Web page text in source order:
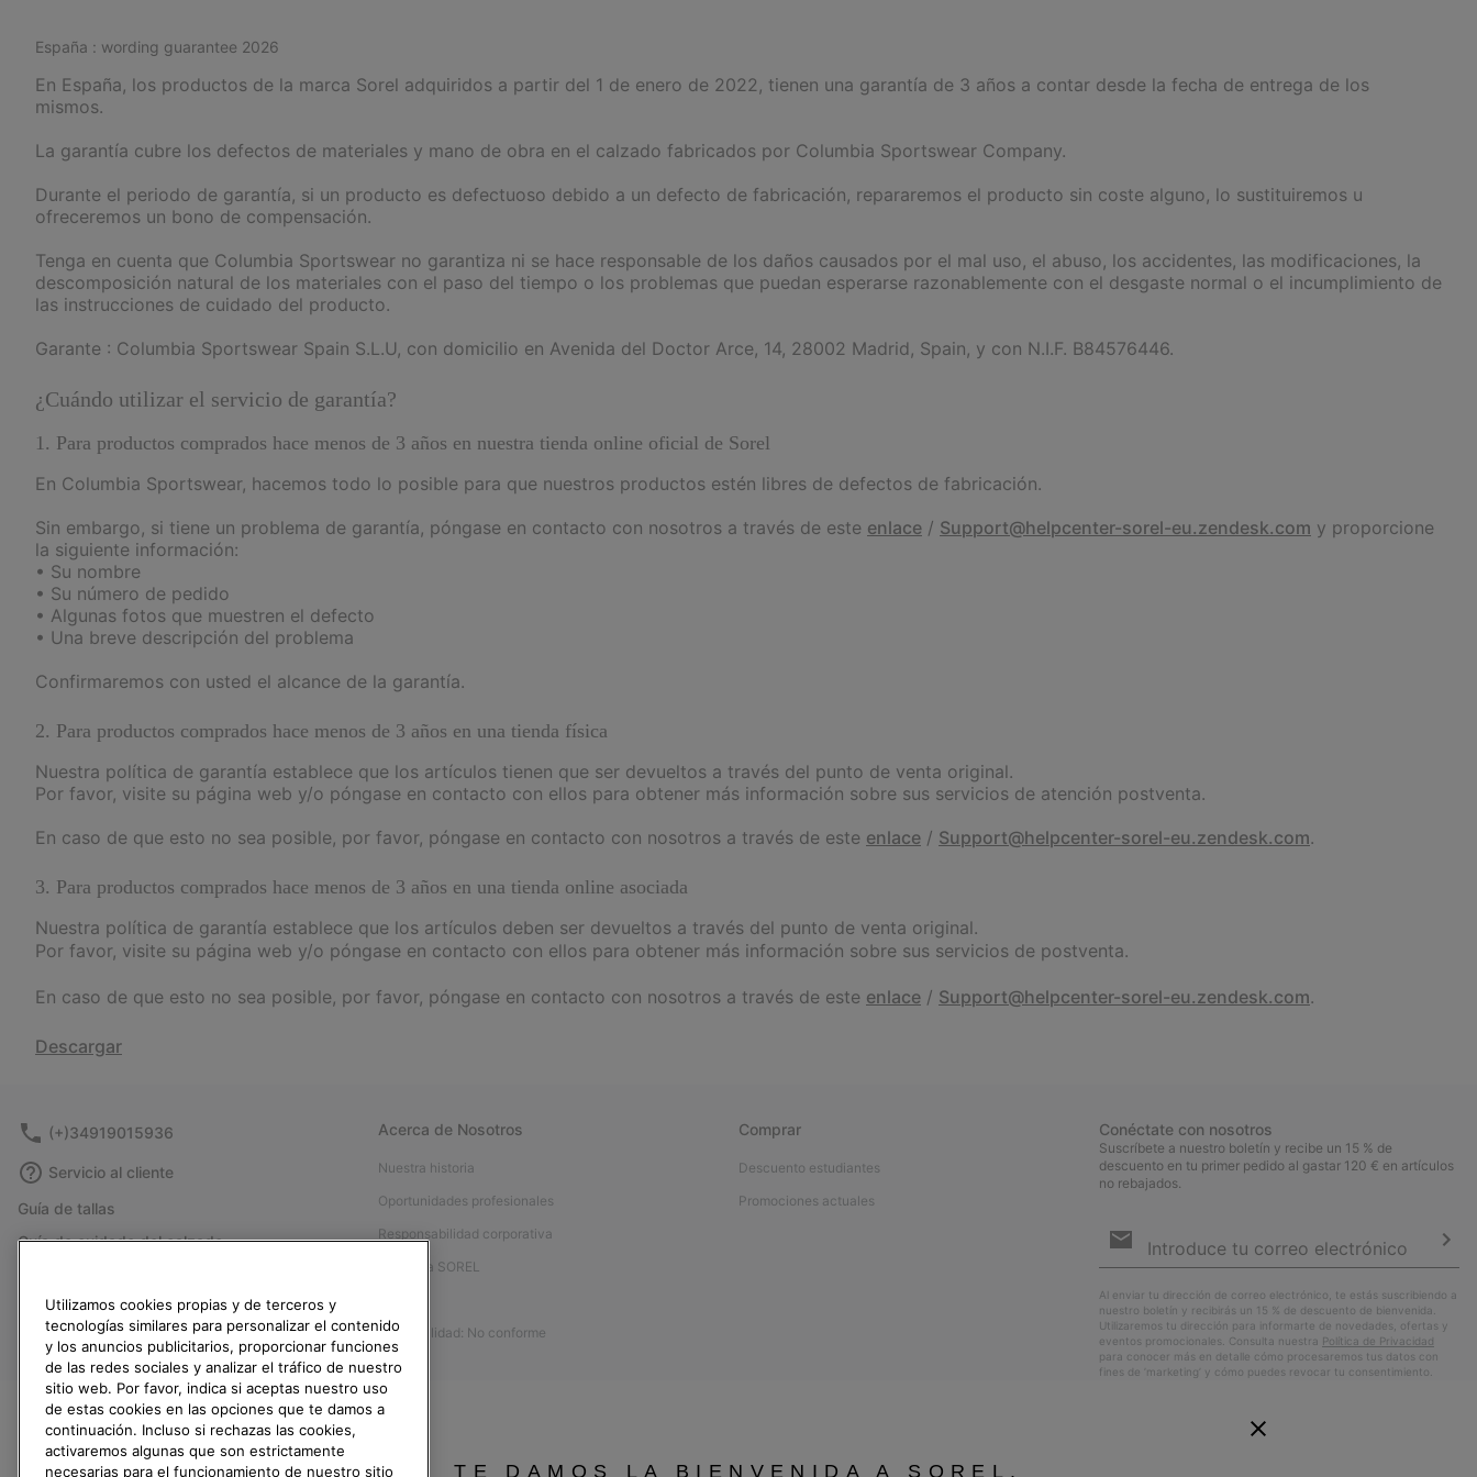
España : wording guarantee 2026
En España, los productos de la marca Sorel adquiridos a partir del 1 de enero de 2022, tienen una garantía de 3 años a contar desde la fecha de entrega de los
mismos.
La garantía cubre los defectos de materiales y mano de obra en el calzado fabricados por Columbia Sportswear Company.
Durante el periodo de garantía, si un producto es defectuoso debido a un defecto de fabricación, repararemos el producto sin coste alguno, lo sustituiremos u
ofreceremos un bono de compensación.
Tenga en cuenta que Columbia Sportswear no garantiza ni se hace responsable de los daños causados por el mal uso, el abuso, los accidentes, las modificaciones, la
descomposición natural de los materiales con el paso del tiempo o los problemas que puedan esperarse razonablemente con el desgaste normal o el incumplimiento de
las instrucciones de cuidado del producto.
Garante : Columbia Sportswear Spain S.L.U, con domicilio en Avenida del Doctor Arce, 14, 28002 Madrid, Spain, y con N.I.F. B84576446.
¿Cuándo utilizar el servicio de garantía?
1. Para productos comprados hace menos de 3 años en nuestra tienda online oficial de Sorel
En Columbia Sportswear, hacemos todo lo posible para que nuestros productos estén libres de defectos de fabricación.
Sin embargo, si tiene un problema de garantía, póngase en contacto con nosotros a través de este enlace / Support@helpcenter-sorel-eu.zendesk.com y proporcione
la siguiente información:
• Su nombre
• Su número de pedido
• Algunas fotos que muestren el defecto
• Una breve descripción del problema
Confirmaremos con usted el alcance de la garantía.
2. Para productos comprados hace menos de 3 años en una tienda física
Nuestra política de garantía establece que los artículos tienen que ser devueltos a través del punto de venta original.
Por favor, visite su página web y/o póngase en contacto con ellos para obtener más información sobre sus servicios de atención postventa.
En caso de que esto no sea posible, por favor, póngase en contacto con nosotros a través de este enlace / Support@helpcenter-sorel-eu.zendesk.com.
3. Para productos comprados hace menos de 3 años en una tienda online asociada
Nuestra política de garantía establece que los artículos deben ser devueltos a través del punto de venta original.
Por favor, visite su página web y/o póngase en contacto con ellos para obtener más información sobre sus servicios de postventa.
En caso de que esto no sea posible, por favor, póngase en contacto con nosotros a través de este enlace / Support@helpcenter-sorel-eu.zendesk.com.
Descargar
(+)34919015936
Servicio al cliente
Guía de tallas
Guía de cuidado del calzado
Devoluciones
Desistir del contrato
Estado del pedido
Envío
Pago
Preguntas frecuentes
Acerca de Nosotros
Nuestra historia
Oportunidades profesionales
Responsabilidad corporativa
Afíliese a SOREL
Accesibilidad: No conforme
Comprar
Descuento estudiantes
Promociones actuales
Conéctate con nosotros
Suscríbete a nuestro boletín y recibe un 15 % de
descuento en tu primer pedido al gastar 120 € en artículos
no rebajados.
de
Al enviar tu dirección de correo electrónico, te estás suscribiendo a
nuestro boletín y recibirás un 15 % de descuento de bienvenida.
Utilizaremos tu dirección para informarte de novedades, ofertas y
eventos promocionales. Consulta nuestra Política de Privacidad
para conocer más en detalle cómo procesaremos tus datos con
fines de ’marketing’ y cómo puedes revocar tu consentimiento.
TE DAMOS LA BIENVENIDA A SOREL.
Utilizamos cookies propias y de terceros y
tecnologías similares para personalizar el contenido
y los anuncios publicitarios, proporcionar funciones
de las redes sociales y analizar el tráfico de nuestro
sitio web. Por favor, indica si aceptas nuestro uso
de estas cookies en las opciones que te damos a
continuación. Incluso si rechazas las cookies,
activaremos algunas que son estrictamente
necesarias para el funcionamiento de nuestro sitio